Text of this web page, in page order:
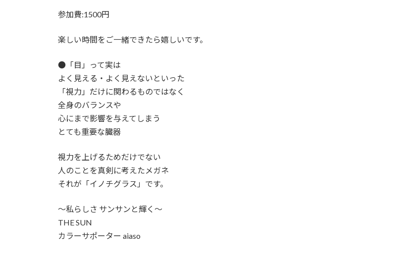
参加費:1500円
楽しい時間をご一緒できたら嬉しいです。
●「目」って実は
よく見える・よく見えないといった
「視力」だけに関わるものではなく
全身のバランスや
心にまで影響を与えてしまう
とても重要な臓器
視力を上げるためだけでない
人のことを真剣に考えたメガネ
それが「イノチグラス」です。
〜私らしさ サンサンと輝く〜
THE SUN
カラーサポーター aiaso